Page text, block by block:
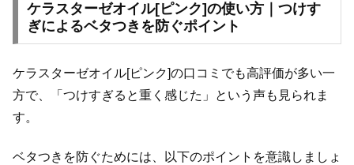
ケラスターゼオイル[ピンク]の使い方｜つけす
ぎによるベタつきを防ぐポイント
ケラスターゼオイル[ピンク]の口コミでも高評価が多い一
方で、「つけすぎると重く感じた」という声も見られま
す。
ベタつきを防ぐためには、以下のポイントを意識しましょ